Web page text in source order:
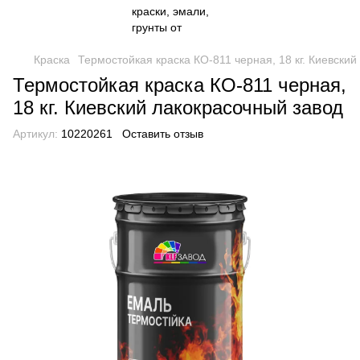
Краска Термостойкая краска КО-811 черная, 18 кг.
Термостойкая краска КО-811 черная,
18 кг. Киевский лакокрасочный завод
Артикул: 10220261 Оставить отзыв